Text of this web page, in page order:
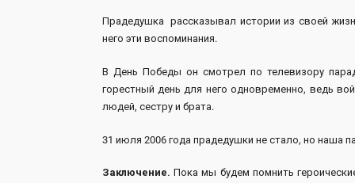
Прадедушка рассказывал истории из своей
него эти воспоминания.
В День Победы он смотрел по телевизору
горестный день для него одновременно, ведь
людей, сестру и брата.
31 июля 2006 года прадедушки не стало, но наша
Заключение. Пока мы будем помнить